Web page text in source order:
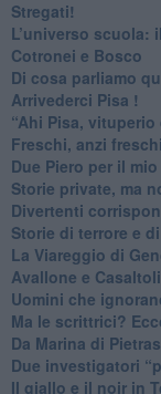
​Stregati!
L’universo
Cotronei e Bosco
Di cosa parliamo
Arrivederci Pisa !
​“Ahi Pisa, vituperio
Freschi, anzi
​Due Piero per il
​Storie private, ma
Divertenti
Storie di terrore e
La Viareggio di
Avallone e
​Uomini che
Ma le scrittrici?
Da Marina di
​Due investigatori
​Il giallo e il noir in